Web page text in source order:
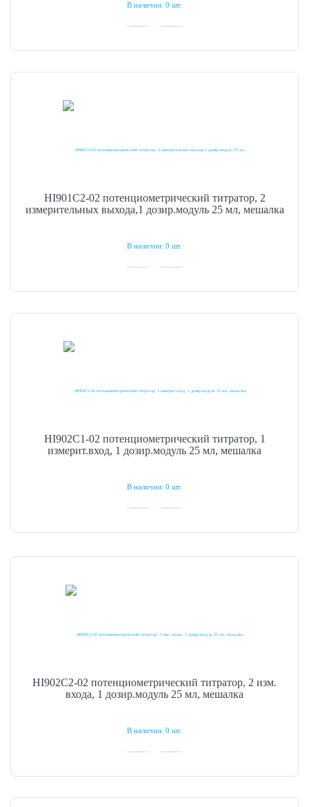
В наличии: 0 шт.
HI901C2-02 потенциометрический титратор, 2
измерительных выхода,1 дозир.модуль 25 мл, мешалка
В наличии: 0 шт.
HI902C1-02 потенциометрический титратор, 1
измерит.вход, 1 дозир.модуль 25 мл, мешалка
В наличии: 0 шт.
HI902C2-02 потенциометрический титратор, 2 изм.
входа, 1 дозир.модуль 25 мл, мешалка
В наличии: 0 шт.